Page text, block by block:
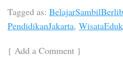
Tagged as:
PendidikanJakarta,
{ Add a Comment }